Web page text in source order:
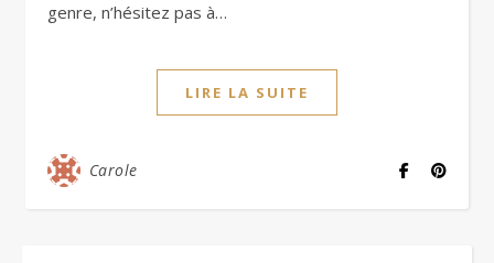
genre, n’hésitez pas à…
LIRE LA SUITE
Carole